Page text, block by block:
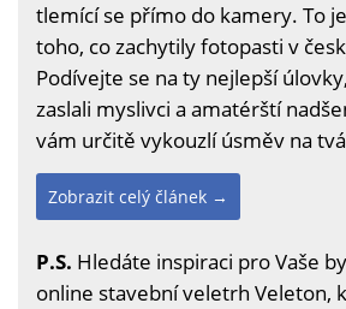
tlemící se přímo do kamery. To
toho, co zachytily fotopasti v
Podívejte se na ty nejlepší
zaslali myslivci a amatérští
vám určitě vykouzlí úsměv na
Zobrazit celý článek →
P.S. Hledáte inspiraci pro Vaše
online stavební veletrh Veleton,